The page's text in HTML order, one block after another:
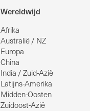
Wereldwijd
Afrika
Australië / NZ
Europa
China
India / Zuid-Azië
Latijns-Amerika
Midden-Oosten
Zuidoost-Azië